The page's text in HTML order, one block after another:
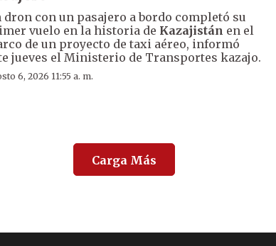
dron con un pasajero a bordo completó su
vuelo en la historia de Kazajistán en el
de un proyecto de taxi aéreo, informó
jueves el Ministerio de Transportes kazajo.
6, 2026 11:55 a. m.
Carga Más